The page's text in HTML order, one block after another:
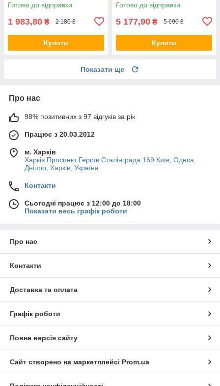
Готово до відправки
1 983,80 ₴ 2 180 ₴
Купити
Готово до відправки
5 177,90 ₴ 5 690 ₴
Купити
Показати ще
Про нас
98% позитивних з 97 відгуків за рік
Працює з 20.03.2012
м. Харків
Харків Проспект Героїв Сталінграда 169 Київ, Одеса,
Дніпро, Харків, Україна
Контакти
Сьогодні працює з 12:00 до 18:00
Показати весь графік роботи
Про нас
Контакти
Доставка та оплата
Графік роботи
Повна версія сайту
Сайт створено на маркетплейсі Prom.ua